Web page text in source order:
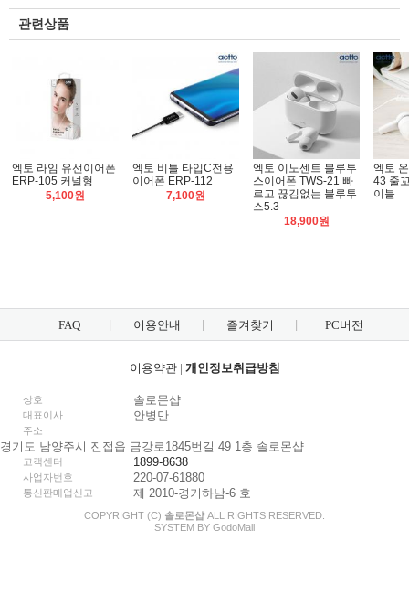
관련상품
엑토 라임 유선이어폰
ERP-105 커널형
5,100원
엑토 비틀 타입C전용
이어폰 ERP-112
7,100원
엑토 이노센트 블루투
스이어폰 TWS-21 빠
르고 끊김없는 블루투
스5.3
18,900원
엑토
43 줄
이블
FAQ 이용안내 즐겨찾기 PC버전
이용약관| 개인정보취급방침
상호 솔로몬샵
대표이사 안병만
주소
경기도 남양주시 진접읍 금강로1845번길 49 1층 솔로몬샵
고객센터 1899-8638
사업자번호 220-07-61880
통신판매업신고 제 2010-경기하남-6 호
COPYRIGHT (C) 솔로몬샵 ALL RIGHTS RESERVED.
SYSTEM BY GodoMall